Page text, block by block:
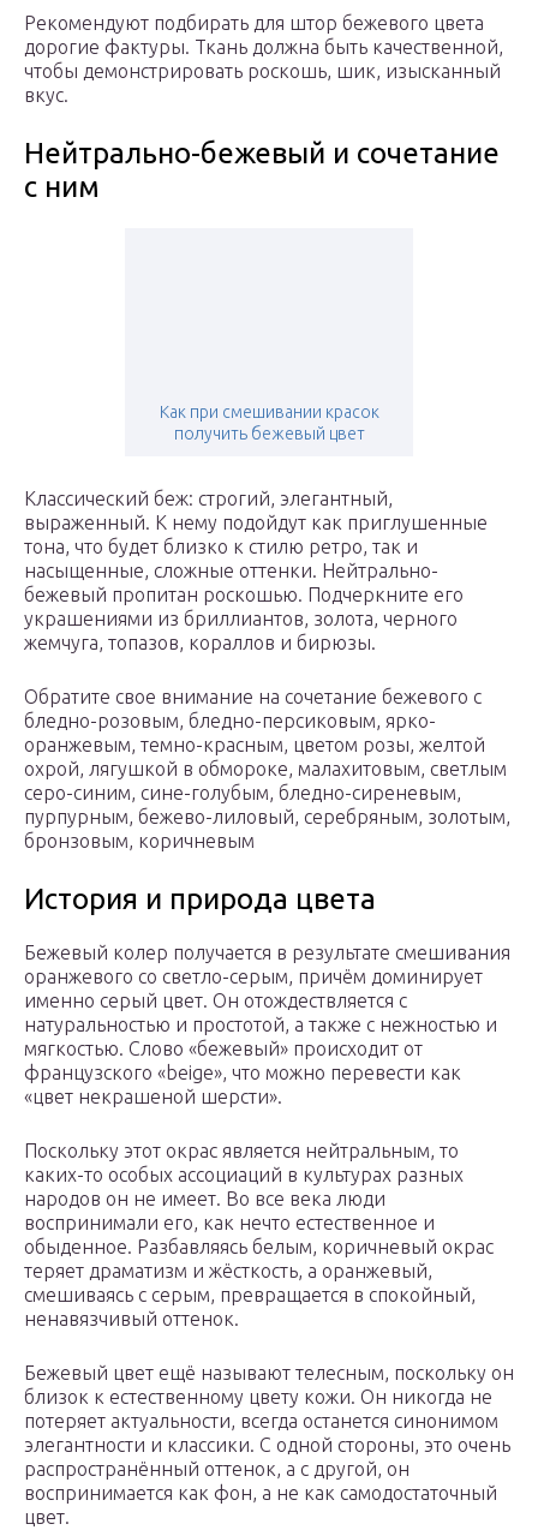
Рекомендуют подбирать для штор бежевого цвета
дорогие фактуры. Ткань должна быть качественной,
чтобы демонстрировать роскошь, шик, изысканный
вкус.
Нейтрально-бежевый и сочетание
с ним
Как при смешивании красок
получить бежевый цвет
Классический беж: строгий, элегантный,
выраженный. К нему подойдут как приглушенные
тона, что будет близко к стилю ретро, так и
насыщенные, сложные оттенки. Нейтрально-
бежевый пропитан роскошью. Подчеркните его
украшениями из бриллиантов, золота, черного
жемчуга, топазов, кораллов и бирюзы.
Обратите свое внимание на сочетание бежевого с
бледно-розовым, бледно-персиковым, ярко-
оранжевым, темно-красным, ­­цветом розы, желтой
охрой, лягушкой в обмороке, малахитовым, светлым
серо-синим, сине-голубым, бледно-сиреневым,
пурпурным, бежево-лиловый, серебряным, золотым,
бронзовым, коричневым
История и природа цвета
Бежевый колер получается в результате смешивания
оранжевого со светло-серым, причём доминирует
именно серый цвет. Он отождествляется с
натуральностью и простотой, а также с нежностью и
мягкостью. Слово «бежевый» происходит от
французского «beige», что можно перевести как
«цвет некрашеной шерсти».
Поскольку этот окрас является нейтральным, то
каких-то особых ассоциаций в культурах разных
народов он не имеет. Во все века люди
воспринимали его, как нечто естественное и
обыденное. Разбавляясь белым, коричневый окрас
теряет драматизм и жёсткость, а оранжевый,
смешиваясь с серым, превращается в спокойный,
ненавязчивый оттенок.
Бежевый цвет ещё называют телесным, поскольку он
близок к естественному цвету кожи. Он никогда не
потеряет актуальности, всегда останется синонимом
элегантности и классики. С одной стороны, это очень
распространённый оттенок, а с другой, он
воспринимается как фон, а не как самодостаточный
цвет.